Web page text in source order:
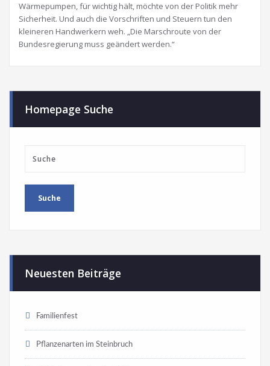
Wärmepumpen, für wichtig hält, möchte von der Politik mehr
Sicherheit. Und auch die Vorschriften und Steuern tun den
kleineren Handwerkern weh. „Die Marschroute von der
Bundesregierung muss geändert werden.“
Homepage Suche
Neuesten Beiträge
Familienfest
Pflanzenarten im Steinbruch